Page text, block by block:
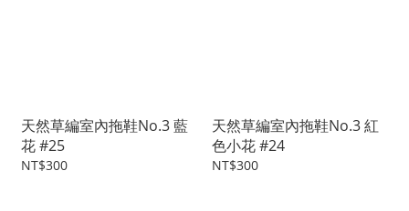
天然草編室內拖鞋No.3 藍
花 #25
NT$300
天然草編室內拖鞋No.3 紅
色小花 #24
NT$300